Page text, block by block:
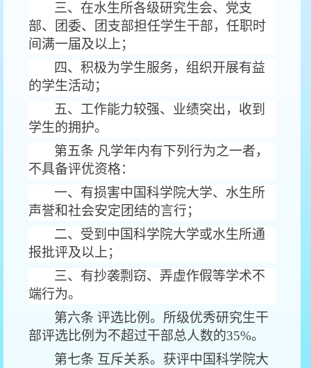
三、在水生所各级研究生会、党支
部、团委、团支部担任学生干部，任职时
间满一届及以上；
四、积极为学生服务，组织开展有益
的学生活动；
五、工作能力较强、业绩突出，收到
学生的拥护。
第五条 凡学年内有下列行为之一者，
不具备评优资格：
一、有损害中国科学院大学、水生所
声誉和社会安定团结的言行；
二、受到中国科学院大学或水生所通
报批评及以上；
三、有抄袭剽窃、弄虚作假等学术不
端行为。
第六条 评选比例。所级优秀研究生干
部评选比例为不超过干部总人数的35%。
第七条 互斥关系。获评中国科学院大